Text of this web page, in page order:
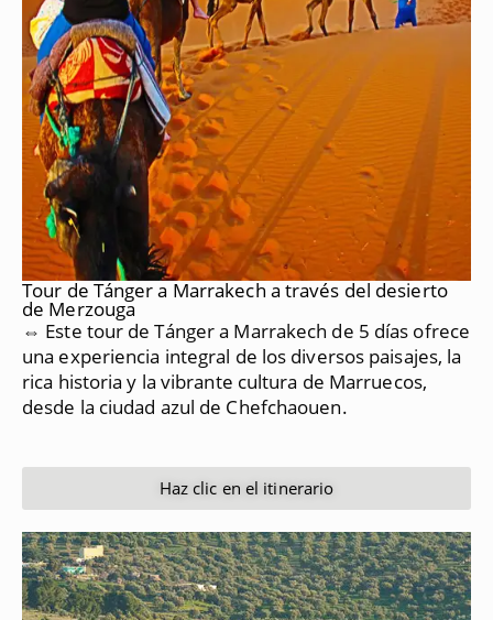
Tour de Tánger a Marrakech a través del desierto
de Merzouga
⇔ Este tour de Tánger a Marrakech de 5 días ofrece
una experiencia integral de los diversos paisajes, la
rica historia y la vibrante cultura de Marruecos,
desde la ciudad azul de Chefchaouen.
Haz clic en el itinerario